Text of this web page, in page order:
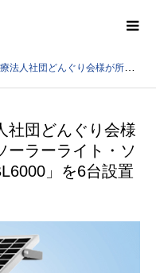
る野立看板にソーラーライト・ソーラーLED 「nodateSBL6000」を6台設置
社団どんぐり会様
ーラーライト・ソ
」を6台設置